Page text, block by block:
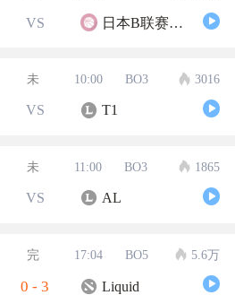
VS 日本B联赛联队
未 10:00 BO3 3016
VS T1
未 11:00 BO3 1865
VS AL
完 17:04 BO5 5.6万
0 - 3 Liquid